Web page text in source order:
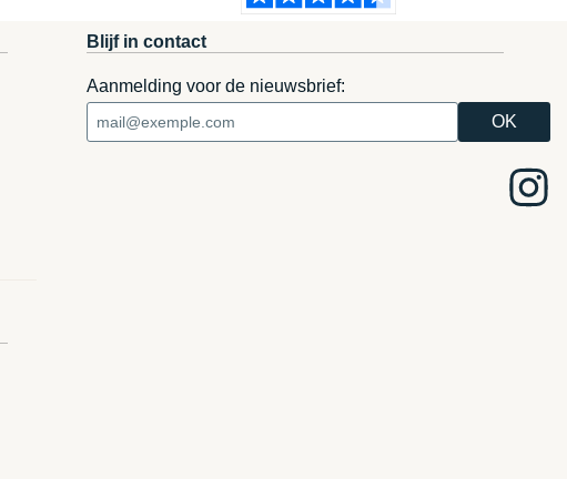
Blijf in contact
Aanmelding voor de nieuwsbrief: